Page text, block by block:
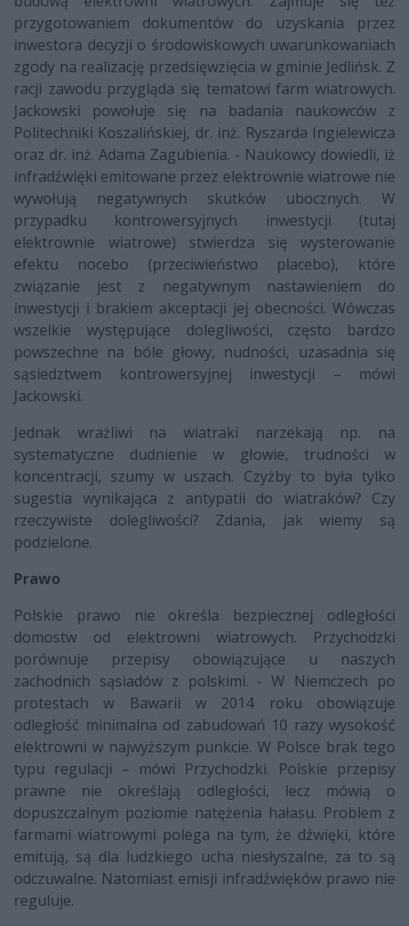
przygotowaniem dokumentów do uzyskania przez
inwestora decyzji o środowiskowych uwarunkowaniach
zgody na realizację przedsięwzięcia w gminie Jedlińsk. Z
racji zawodu przygląda się tematowi farm wiatrowych.
Jackowski powołuje się na badania naukowców z
Politechniki Koszalińskiej, dr. inż. Ryszarda Ingielewicza
oraz dr. inż. Adama Zagubienia. - Naukowcy dowiedli, iż
infradźwięki emitowane przez elektrownie wiatrowe nie
wywołują negatywnych skutków ubocznych. W
przypadku kontrowersyjnych inwestycji (tutaj
elektrownie wiatrowe) stwierdza się wysterowanie
efektu nocebo (przeciwieństwo placebo), które
związanie jest z negatywnym nastawieniem do
inwestycji i brakiem akceptacji jej obecności. Wówczas
wszelkie występujące dolegliwości, często bardzo
powszechne na bóle głowy, nudności, uzasadnia się
sąsiedztwem kontrowersyjnej inwestycji – mówi
Jackowski.
Jednak wrażliwi na wiatraki narzekają np. na
systematyczne dudnienie w głowie, trudności w
koncentracji, szumy w uszach. Czyżby to była tylko
sugestia wynikająca z antypatii do wiatraków? Czy
rzeczywiste dolegliwości? Zdania, jak wiemy są
podzielone.
Prawo
Polskie prawo nie określa bezpiecznej odległości
domostw od elektrowni wiatrowych. Przychodzki
porównuje przepisy obowiązujące u naszych
zachodnich sąsiadów z polskimi. - W Niemczech po
protestach w Bawarii w 2014 roku obowiązuje
odległość minimalna od zabudowań 10 razy wysokość
elektrowni w najwyższym punkcie. W Polsce brak tego
typu regulacji – mówi Przychodzki. Polskie przepisy
prawne nie określają odległości, lecz mówią o
dopuszczalnym poziomie natężenia hałasu. Problem z
farmami wiatrowymi polega na tym, że dźwięki, które
emitują, są dla ludzkiego ucha niesłyszalne, za to są
odczuwalne. Natomiast emisji infradźwięków prawo nie
reguluje.